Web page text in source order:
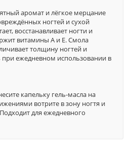
аромат и лёгкое мерцание
ногтей и сухой
восстанавливает ногти и
витамины А и Е. Смола
толщину ногтей и
ежедневном использовании в
капельку гель-масла на
вотрите в зону ногтя и
для ежедневного